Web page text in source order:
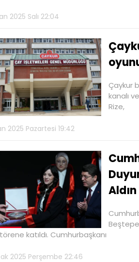
2025 Salı 22:04
Çaykur
kanalı
Rize,
2025 Pazartesi 19:42
Aldın
törene katıldı. Cumhurbaşkanı
2025 Perşembe 22:46